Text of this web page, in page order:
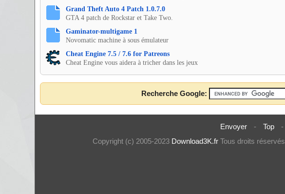
Grand Theft Auto 4 Patch 1.0.7.0
GTA 4 patch de Rockstar et Take Two.
Gaminator-multigame 1
Novomatic machine à sous émulateur
Cheat Engine 7.5 / 7.6 for Patreons
Cheat Engine vous aidera à tricher dans les jeux
Recherche Google:
Envoyer - Top -
Copyright (c) 2005-2023 Download3K.fr Tous droits réservés